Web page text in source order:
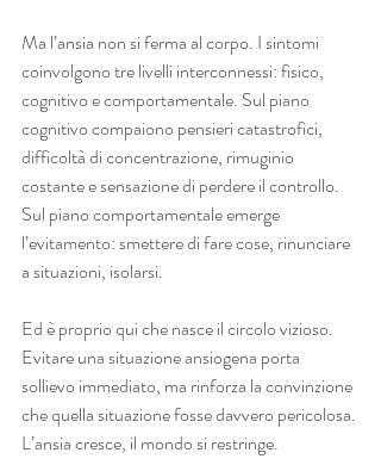
Ma l’ansia non si ferma al corpo. I sintomi
coinvolgono tre livelli interconnessi: fisico,
cognitivo e comportamentale. Sul piano
cognitivo compaiono pensieri catastrofici,
difficoltà di concentrazione, rimuginio
costante e sensazione di perdere il controllo.
Sul piano comportamentale emerge
l’evitamento: smettere di fare cose, rinunciare
a situazioni, isolarsi.
Ed è proprio qui che nasce il circolo vizioso.
Evitare una situazione ansiogena porta
sollievo immediato, ma rinforza la convinzione
che quella situazione fosse davvero pericolosa.
L’ansia cresce, il mondo si restringe.